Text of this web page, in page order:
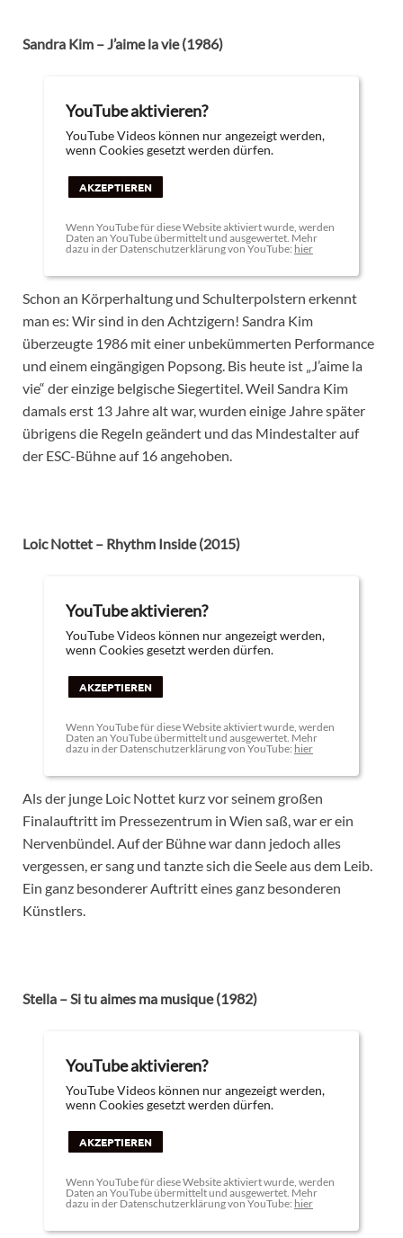
Sandra Kim – J’aime la vie (1986)
YouTube aktivieren?
YouTube Videos können nur angezeigt werden,
wenn Cookies gesetzt werden dürfen.
AKZEPTIEREN
Wenn YouTube für diese Website aktiviert wurde, werden
Daten an YouTube übermittelt und ausgewertet. Mehr
dazu in der Datenschutzerklärung von YouTube: hier
Schon an Körperhaltung und Schulterpolstern erkennt
man es: Wir sind in den Achtzigern! Sandra Kim
überzeugte 1986 mit einer unbekümmerten Performance
und einem eingängigen Popsong. Bis heute ist „J’aime la
vie“ der einzige belgische Siegertitel. Weil Sandra Kim
damals erst 13 Jahre alt war, wurden einige Jahre später
übrigens die Regeln geändert und das Mindestalter auf
der ESC-Bühne auf 16 angehoben.
Loic Nottet – Rhythm Inside (2015)
YouTube aktivieren?
YouTube Videos können nur angezeigt werden,
wenn Cookies gesetzt werden dürfen.
AKZEPTIEREN
Wenn YouTube für diese Website aktiviert wurde, werden
Daten an YouTube übermittelt und ausgewertet. Mehr
dazu in der Datenschutzerklärung von YouTube: hier
Als der junge Loic Nottet kurz vor seinem großen
Finalauftritt im Pressezentrum in Wien saß, war er ein
Nervenbündel. Auf der Bühne war dann jedoch alles
vergessen, er sang und tanzte sich die Seele aus dem Leib.
Ein ganz besonderer Auftritt eines ganz besonderen
Künstlers.
Stella – Si tu aimes ma musique (1982)
YouTube aktivieren?
YouTube Videos können nur angezeigt werden,
wenn Cookies gesetzt werden dürfen.
AKZEPTIEREN
Wenn YouTube für diese Website aktiviert wurde, werden
Daten an YouTube übermittelt und ausgewertet. Mehr
dazu in der Datenschutzerklärung von YouTube: hier